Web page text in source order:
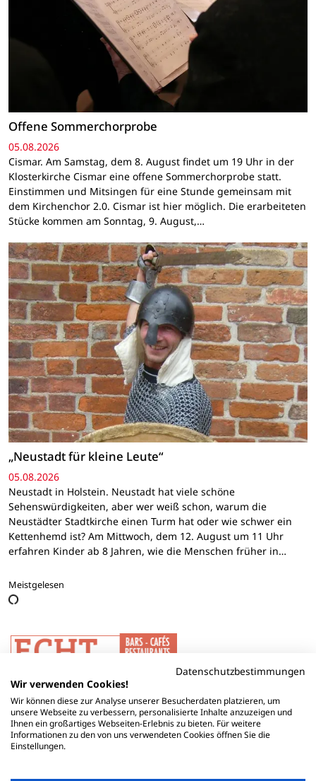
Offene Sommerchorprobe
05.08.2026
Cismar. Am Samstag, dem 8. August findet um 19 Uhr in der
Klosterkirche Cismar eine offene Sommerchorprobe statt.
Einstimmen und Mitsingen für eine Stunde gemeinsam mit
dem Kirchenchor 2.0. Cismar ist hier möglich. Die erarbeiteten
Stücke kommen am Sonntag, 9. August,…
„Neustadt für kleine Leute“
05.08.2026
Neustadt in Holstein. Neustadt hat viele schöne
Sehenswürdigkeiten, aber wer weiß schon, warum die
Neustädter Stadtkirche einen Turm hat oder wie schwer ein
Kettenhemd ist? Am Mittwoch, dem 12. August um 11 Uhr
erfahren Kinder ab 8 Jahren, wie die Menschen früher in…
Meistgelesen
Datenschutzbestimmungen
Wir verwenden Cookies!
Wir können diese zur Analyse unserer Besucherdaten platzieren, um
unsere Webseite zu verbessern, personalisierte Inhalte anzuzeigen und
Ihnen ein großartiges Webseiten-Erlebnis zu bieten. Für weitere
Informationen zu den von uns verwendeten Cookies öffnen Sie die
Einstellungen.